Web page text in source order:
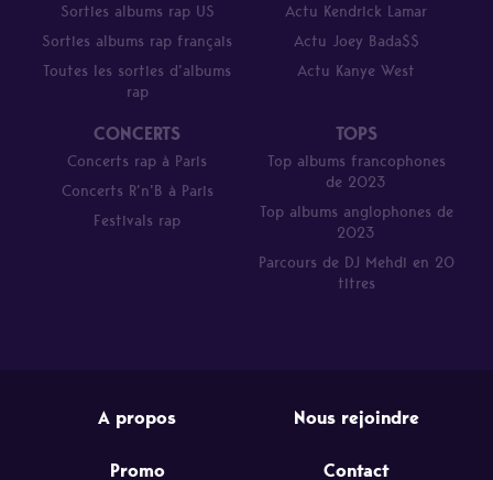
Sorties albums rap US
Sorties albums rap français
Toutes les sorties d’albums
rap
Actu Kendrick Lamar
Actu Joey Bada$$
Actu Kanye West
CONCERTS
Concerts rap à Paris
Concerts R’n’B à Paris
Festivals rap
TOPS
Top albums francophones
de 2023
Top albums anglophones de
2023
Parcours de DJ Mehdi en 20
titres
A propos Nous rejoindre
Promo Contact